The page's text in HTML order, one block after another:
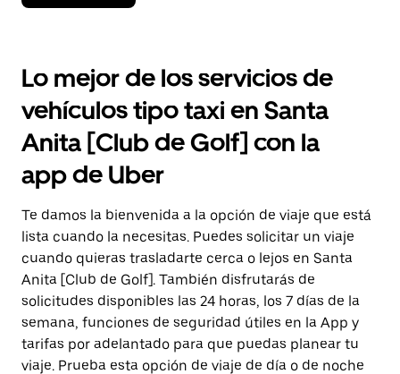
flecha
interactuar
con
el
calendario
y
selecciona
una
fecha.
la
tecla Esc
cerrar
el
calendario.
Lo mejor de los servicios de
vehículos tipo taxi en Santa
Anita [Club de Golf] con la
app de Uber
Te damos la bienvenida a la opción de viaje que está
lista cuando la necesitas. Puedes solicitar un viaje
cuando quieras trasladarte cerca o lejos en Santa
Anita [Club de Golf]. También disfrutarás de
solicitudes disponibles las 24 horas, los 7 días de la
semana, funciones de seguridad útiles en la App y
tarifas por adelantado para que puedas planear tu
viaje. Prueba esta opción de viaje de día o de noche